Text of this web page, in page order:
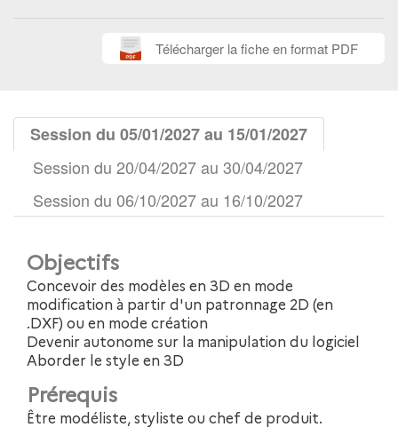
Télécharger la fiche en format PDF
Session du 05/01/2027 au 15/01/2027
Session du 20/04/2027 au 30/04/2027
Session du 06/10/2027 au 16/10/2027
Objectifs
Concevoir des modèles en 3D en mode
modification à partir d'un patronnage 2D (en
.DXF) ou en mode création
Devenir autonome sur la manipulation du logiciel
Aborder le style en 3D
Prérequis
Être modéliste, styliste ou chef de produit.